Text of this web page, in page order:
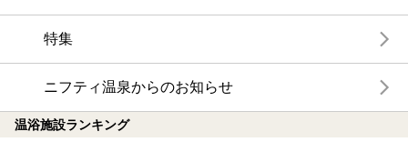
特集
ニフティ温泉からのお知らせ
温浴施設ランキング